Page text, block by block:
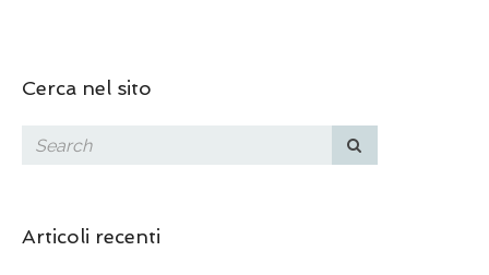
Cerca nel sito
Articoli recenti